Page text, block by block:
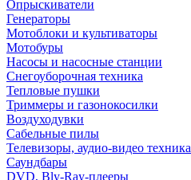
Опрыскиватели
Генераторы
Мотоблоки и культиваторы
Мотобуры
Насосы и насосные станции
Снегоуборочная техника
Тепловые пушки
Триммеры и газонокосилки
Воздуходувки
Сабельные пилы
Телевизоры, аудио-видео техника
Саундбары
DVD, Bly-Ray-плееры